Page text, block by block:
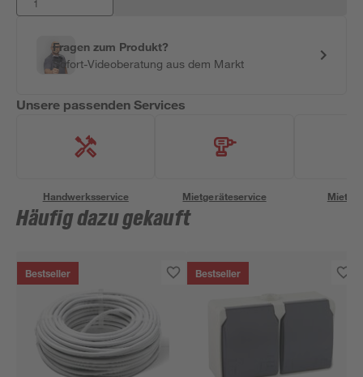
Fragen zum Produkt?
Sofort-Videoberatung aus dem Markt
Unsere passenden Services
Handwerksservice Mietgeräteservice
Häufig dazu gekauft
Bestseller Bestseller